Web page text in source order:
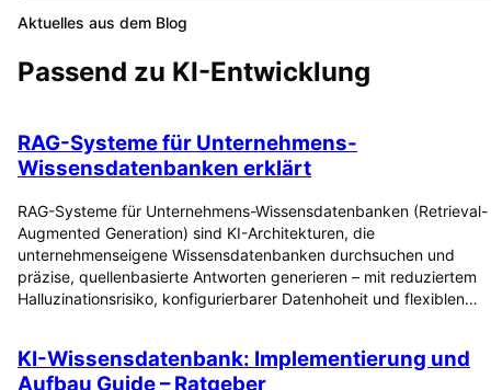
Aktuelles aus dem Blog
Passend zu KI-Entwicklung
RAG-Systeme für Unternehmens-
Wissensdatenbanken erklärt
RAG-Systeme für Unternehmens-Wissensdatenbanken (Retrieval-
Augmented Generation) sind KI-Architekturen, die
unternehmenseigene Wissensdatenbanken durchsuchen und
präzise, quellenbasierte Antworten generieren – mit reduziertem
Halluzinationsrisiko, konfigurierbarer Datenhoheit und flexiblen…
KI-Wissensdatenbank: Implementierung und
Aufbau Guide – Ratgeber